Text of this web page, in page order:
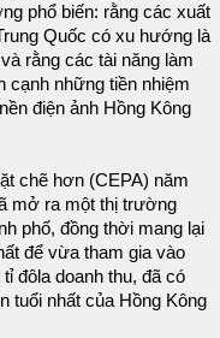
phổ biến: rằng các xuất
Quốc có xu hướng là
rằng các tài năng làm
cạnh những tiền nhiệm
điện ảnh Hồng Kông
chẽ hơn (CEPA) năm
mở ra một thị trường
phố, đồng thời mang lại
để vừa tham gia vào
đôla doanh thu, đã có
tuổi nhất của Hồng Kông